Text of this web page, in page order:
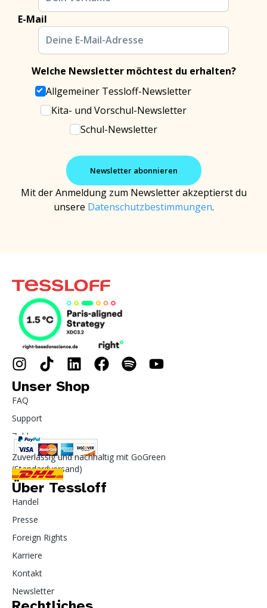
E-Mail
Welche Newsletter möchtest du erhalten?
Allgemeiner Tessloff-Newsletter
Kita- und Vorschul-Newsletter
Schul-Newsletter
Mit der Anmeldung zum Newsletter akzeptierst du
unsere Datenschutzbestimmungen.
Unser Shop
FAQ
Support
Zahlung
Zuverlässig und nachhaltig mit GoGreen
(Standardversand)
Über Tessloff
Handel
Presse
Foreign Rights
Karriere
Kontakt
Newsletter